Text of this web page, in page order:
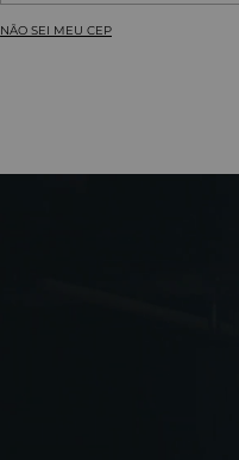
NÃO SEI MEU CEP